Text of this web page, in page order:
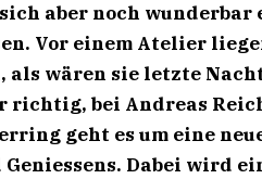
aber noch
Vor einem Atelier
als wären sie letzte
richtig, bei Andreas
geht es um eine
Dabei wird